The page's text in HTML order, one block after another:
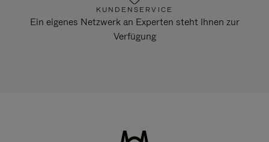
KUNDENSERVICE
Ein eigenes Netzwerk an Experten steht Ihnen zur
Verfügung